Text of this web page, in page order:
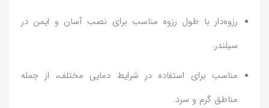
رزوه‌دار با طول رزوه مناسب برای نصب آسان و ایمن در
سیلندر.
مناسب برای استفاده در شرایط دمایی مختلف، از جمله
مناطق گرم و سرد.